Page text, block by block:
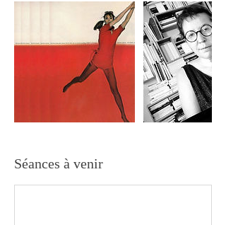
Séances à venir